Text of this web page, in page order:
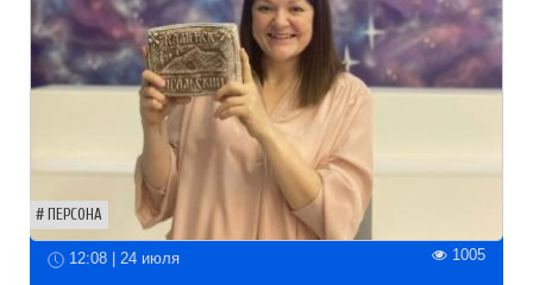
ПЕРСОНА
12:08 | 24 июля 1005